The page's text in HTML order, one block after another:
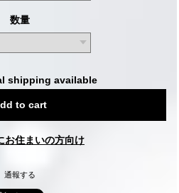
数量
shipping available
to cart
お住まいの方向け
通報する